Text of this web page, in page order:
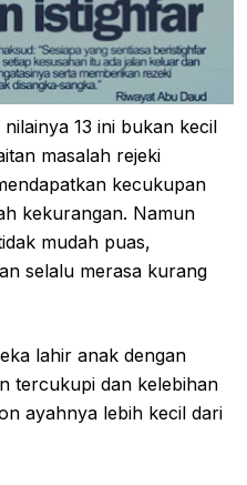
13 ini bukan kecil
masalah rejeki
kecukupan
kekurangan. Namun
mudah puas,
selalu merasa kurang
lahir anak dengan
tercukupi dan kelebihan
ayahnya lebih kecil dari